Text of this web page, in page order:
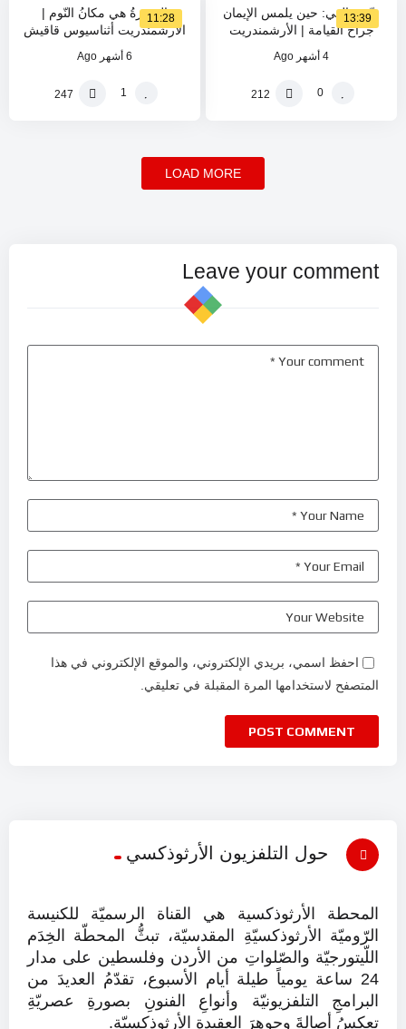
13:39
ربّي وإلهي: حين يلمس الإيمان
جراح القيامة | الأرشمندريت
فينيذكتوس كيّال
4 أشهر Ago
0
212
11:28
المقبرةُ هي مكانُ النّوم |
الأرشمندريت أثناسيوس قاقيش
6 أشهر Ago
1
247
LOAD MORE
Leave your comment
احفظ اسمي، بريدي الإلكتروني، والموقع الإلكتروني في هذا
المتصفح لاستخدامها المرة المقبلة في تعليقي.
حول التلفزيون الأرثوذكسي
المحطة الأرثوذكسية هي القناة الرسميّة للكنيسة
الرّوميّة الأرثوذكسيّةِ المقدسيّة، تبثُّ المحطّة الخِدَم
اللّيتورجيّة والصّلواتِ من الأردن وفلسطين على مدار
24 ساعة يومياً طيلة أيام الأسبوع، تقدّمُ العديدَ من
البرامجِ التلفزيونيّة وأنواعِ الفنونِ بصورةِ عصريّةِ
تعكسُ أصالةَ وجوهرَ العقيدةِ الأرثوذكسيّة.